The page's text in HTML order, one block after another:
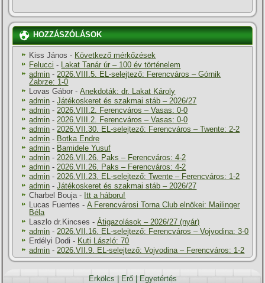
HOZZÁSZÓLÁSOK
Kiss János - Következő mérkőzések
Felucci - Lakat Tanár úr – 100 év történelem
admin - 2026.VIII.5. EL-selejtező: Ferencváros – Górnik
Zabrze: 1-0
Lovas Gábor -Anekdoták: dr. Lakat Károly
admin -Játékoskeret és szakmai stáb – 2026/27
admin - 2026.VIII.2. Ferencváros – Vasas: 0-0
admin - 2026.VIII.2. Ferencváros – Vasas: 0-0
admin - 2026.VII.30. EL-selejtező: Ferencváros – Twente: 2-2
admin - Botka Endre
admin - Bamidele Yusuf
admin - 2026.VII.26. Paks – Ferencváros: 4-2
admin - 2026.VII.26. Paks – Ferencváros: 4-2
admin - 2026.VII.23. EL-selejtező: Twente – Ferencváros: 1-2
admin -Játékoskeret és szakmai stáb – 2026/27
Charbel Bouja - Itt a háboru!
Lucas Fuentes -A Ferencvárosi Torna Club elnökei: Mailinger
Béla
Laszlo dr.Kincses -Átigazolások – 2026/27 (nyár)
admin - 2026.VII.16. EL-selejtező: Ferencváros – Vojvodina: 3-0
Erdélyi Dodi - Kuti László: 70
admin - 2026.VII.9. EL-selejtező: Vojvodina – Ferencváros: 1-2
Erkölcs Erő| Egyetértés